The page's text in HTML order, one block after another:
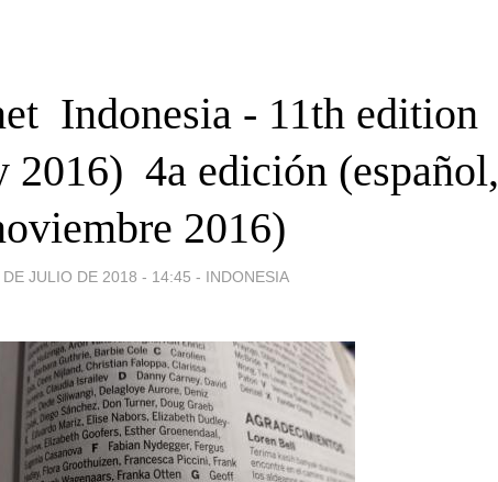
 Indonesia - 11th edition
 4a edición (español,
2016)
DE JULIO DE 2018 - 14:45 - INDONESIA